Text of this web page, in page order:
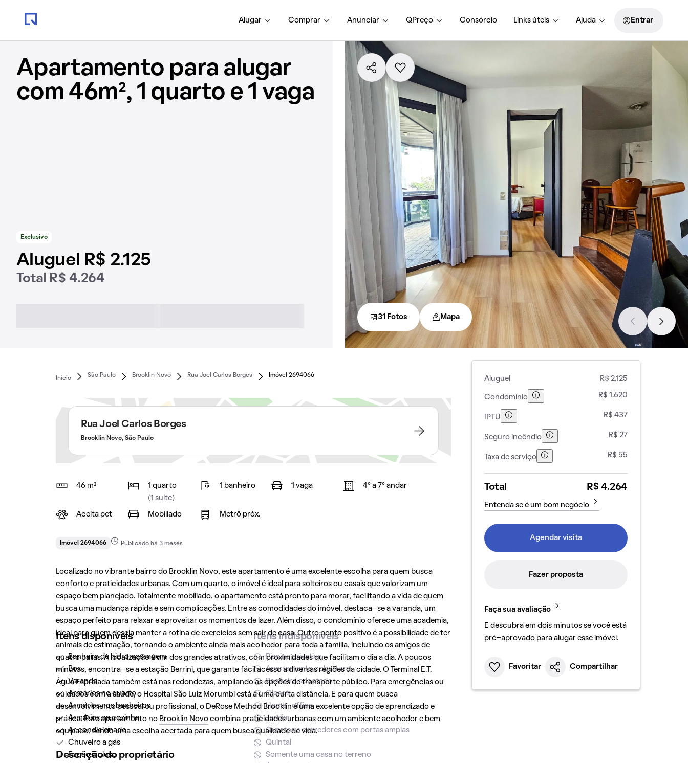
Alugar Comprar Anunciar QPreço Consórcio Links úteis Ajuda Entrar
Apartamento para alugar
com 46m², 1 quarto e 1 vaga
Exclusivo
Aluguel R$ 2.125
Total R$ 4.264
31 Fotos Mapa
Início
São Paulo Brooklin Novo Rua Joel Carlos Borges Imóvel 2694066
Rua Joel Carlos Borges
Brooklin Novo, São Paulo
46 m²
1 quarto
(1 suíte)
1 banheiro 1 vaga 4° a 7° andar
Aceita pet Mobiliado Metrô próx.
Imóvel 2694066 Publicado há 3 meses
Localizado no vibrante bairro do Brooklin Novo, este apartamento é uma excelente escolha para quem busca
conforto e praticidades urbanas. Com um quarto, o imóvel é ideal para solteiros ou casais que valorizam um
espaço bem planejado. Totalmente mobiliado, o apartamento está pronto para morar, facilitando a vida de quem
busca uma mudança rápida e sem complicações. Entre as comodidades do imóvel, destaca-se a varanda, um
espaço perfeito para relaxar e aproveitar os momentos de lazer. Além disso, o condomínio oferece uma academia,
ideal para quem deseja manter a rotina de exercícios sem sair de casa. Outro ponto positivo é a possibilidade de ter
animais de estimação, tornando o ambiente ainda mais acolhedor para toda a família, incluindo os amigos de
quatro patas. A localização é um dos grandes atrativos, com proximidades que facilitam o dia a dia. A poucos
minutos, encontra-se a estação Berrini, que garante fácil acesso a diversas regiões da cidade. O Terminal E.T.
Água Espraiada também está nas redondezas, ampliando as opções de transporte público. Para emergências ou
cuidados com a saúde, o Hospital São Luiz Morumbi está a uma curta distância. E para quem busca
desenvolvimento pessoal ou profissional, o DeRose Method Brooklin é uma excelente opção de aprendizado e
prática. Este apartamento no Brooklin Novocombina praticidades urbanas com um ambiente acolhedor e bem
equipado, sendo uma escolha acertada para quem busca qualidade de vida.
Descrição do proprietário
Itens disponíveis
Banheira de hidromassagem
Box
Varanda
Armários no quarto
Armários nos banheiros
Armários na cozinha
Ar condicionado
Chuveiro a gás
Fogão incluso
Itens indisponíveis
Piscina privativa
Apartamento cobertura
Banheiro adaptado
Closet
Home-office
Jardim
Quartos e corredores com portas amplas
Quintal
Somente uma casa no terreno
Aluguel R$ 2.125
Condomínio R$ 1.620
IPTU R$ 437
Seguro incêndio R$ 27
Taxa de serviço R$ 55
Total R$ 4.264
Entenda se é um bom negócio
Agendar visita
Fazer proposta
Faça sua avaliação
E descubra em dois minutos se você está
pré-aprovado para alugar esse imóvel.
Favoritar Compartilhar